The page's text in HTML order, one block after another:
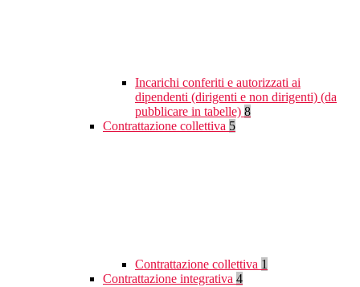
Incarichi conferiti e autorizzati ai
dipendenti (dirigenti e non dirigenti) (da
pubblicare in tabelle) 8
Contrattazione collettiva 5
Contrattazione collettiva 1
Contrattazione integrativa 4